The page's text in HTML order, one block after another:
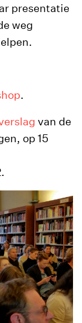
presentatie
weg
.
van de
op 15